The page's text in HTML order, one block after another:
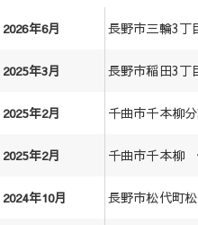
2026年6月 長野市三輪3
2025年3月 長野市稲田3
2025年2月 千曲市千本柳
2025年2月 千曲市千本柳
2024年10月 長野市松代町